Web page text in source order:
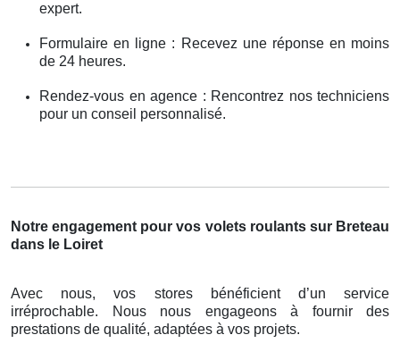
expert.
Formulaire en ligne : Recevez une réponse en moins
de 24 heures.
Rendez-vous en agence : Rencontrez nos techniciens
pour un conseil personnalisé.
Notre engagement pour vos volets roulants sur Breteau
dans le Loiret
Avec nous, vos stores bénéficient d’un service
irréprochable. Nous nous engageons à fournir des
prestations de qualité, adaptées à vos projets.